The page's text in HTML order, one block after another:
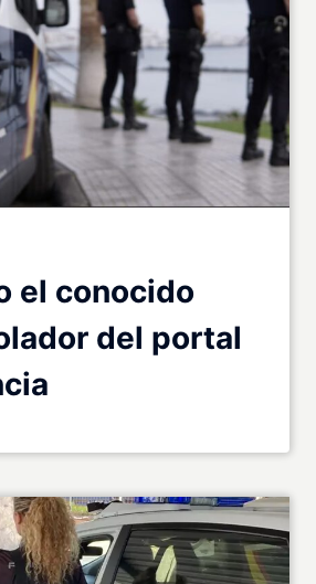
el conocido
del portal